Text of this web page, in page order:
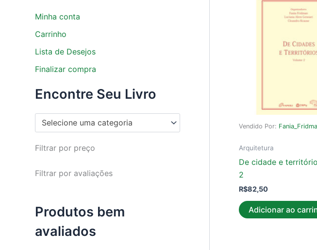
Minha conta
Carrinho
Lista de Desejos
Finalizar compra
Encontre Seu Livro
Selecione uma categoria
Filtrar por preço
Filtrar por avaliações
Produtos bem
avaliados
g
o
r
a
Vendido Por:
Arquitetura
De cidade e
2
R$82,50
Adicionar ao